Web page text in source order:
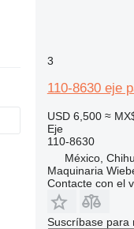
3
110-8630 eje
USD 6,500 ≈
Eje
110-8630
México,
Maquinaria
Contacte con el
Suscríbase para